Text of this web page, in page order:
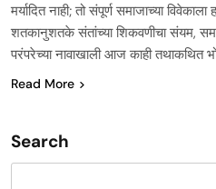
मर्यादित नाही; तो संपूर्ण समाजाच्या
शतकानुशतके संतांच्या शिकवणीचा संयम,
परंपरेच्या नावाखाली आज काही तथाकथित
Read More
Search